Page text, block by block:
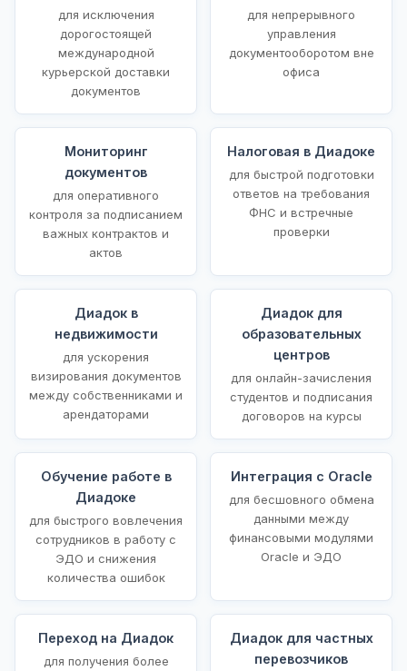
для исключения
дорогостоящей
международной
курьерской доставки
документов
для непрерывного
управления
документооборотом вне
офиса
Мониторинг
документов
для оперативного
контроля за подписанием
важных контрактов и
актов
Налоговая в Диадоке
для быстрой подготовки
ответов на требования
ФНС и встречные
проверки
Диадок в
недвижимости
для ускорения
визирования документов
между собственниками и
арендаторами
Диадок для
образовательных
центров
для онлайн-зачисления
студентов и подписания
договоров на курсы
Обучение работе в
Диадоке
для быстрого вовлечения
сотрудников в работу с
ЭДО и снижения
количества ошибок
Интеграция с Oracle
для бесшовного обмена
данными между
финансовыми модулями
Oracle и ЭДО
Переход на Диадок
для получения более
Диадок для частных
перевозчиков